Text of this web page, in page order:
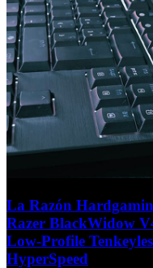
La Razón
Razer BlackWidow
Low-Profile
HyperSpeed